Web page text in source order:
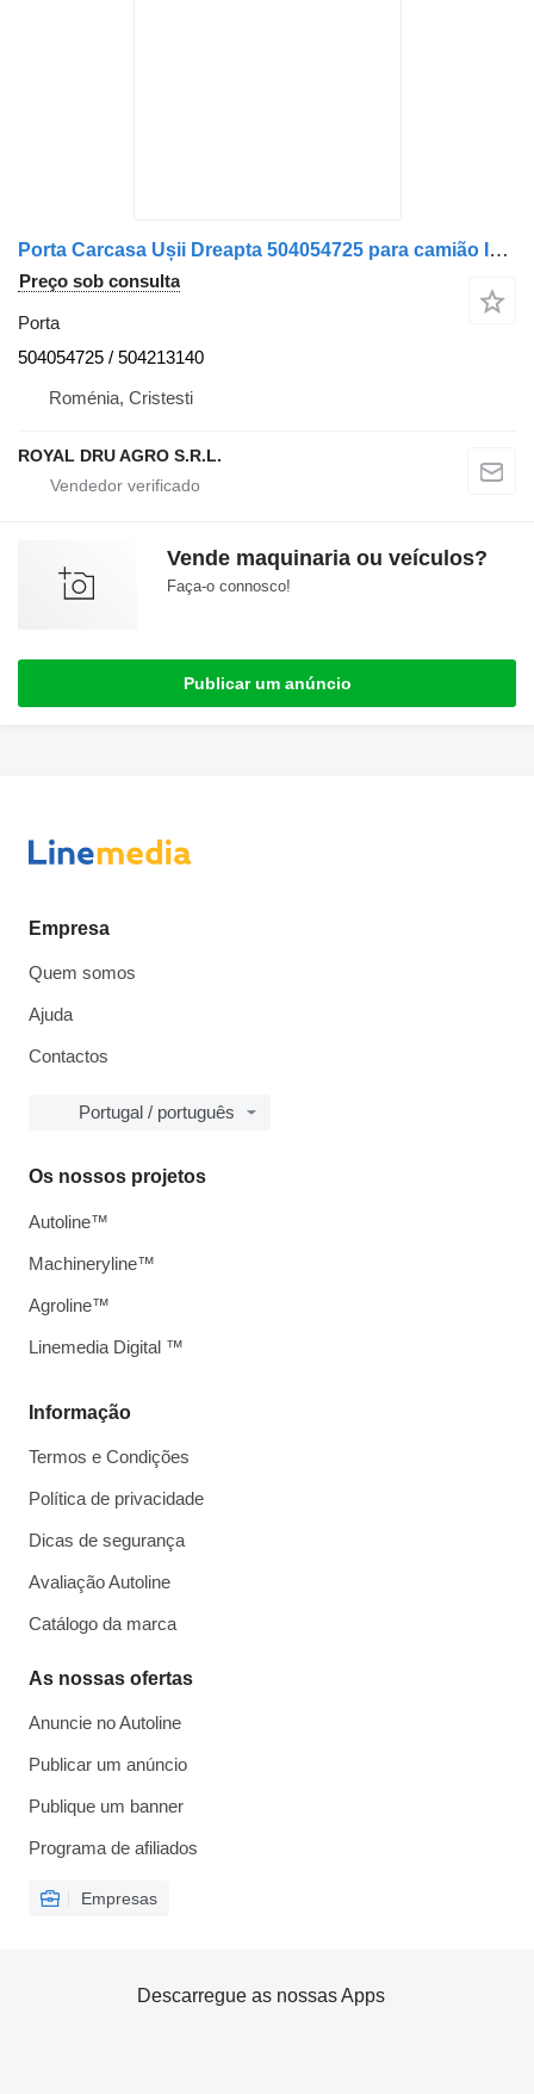
Porta Carcasa Ușii Dreapta 504054725 para camião IVECO 120E2
Preço sob consulta
Porta
504054725 / 504213140
Roménia, Cristesti
ROYAL DRU AGRO S.R.L.
Vende maquinaria ou veículos?
Faça-o connosco!
Publicar um anúncio
Empresa
Quem somos
Ajuda
Contactos
Portugal / português
Informação
Termos e Condições
Política de privacidade
Dicas de segurança
Avaliação Autoline
Catálogo da marca
As nossas ofertas
Anuncie no Autoline
Publicar um anúncio
Publique um banner
Programa de afiliados
Empresas
Os nossos projetos
Autoline™
Machineryline™
Agroline™
Linemedia Digital ™
Descarregue as nossas Apps